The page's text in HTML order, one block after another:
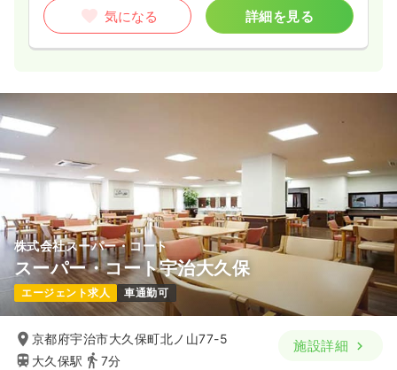
気になる 詳細を見る
株式会社スーパー・コート
スーパー・コート宇治大久保
エージェント求人 車通勤可
京都府宇治市大久保町北ノ山77-5
大久保駅
7分
施設詳細